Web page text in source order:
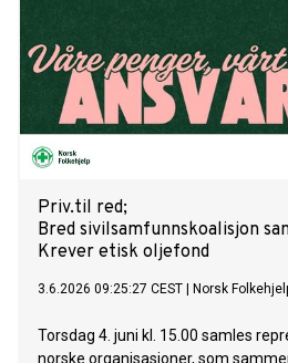
Priv.til red;
Bred sivilsamfunnskoalisjon
Krever etisk oljefond
3.6.2026 09:25:27 CEST Norsk
Torsdag 4. juni kl. 15.00 samles
norske organisasjoner, som